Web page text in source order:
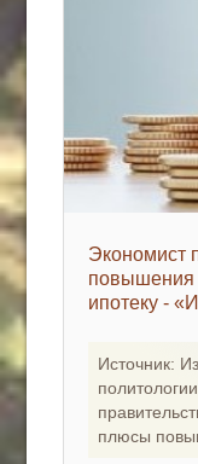
Экономист
повышения
ипотеку -
Источник:
плюсы